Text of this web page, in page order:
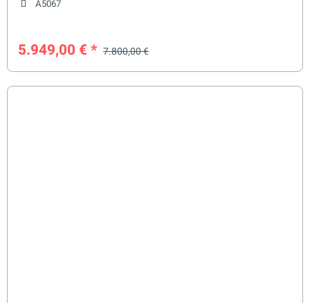
A5067
5.949,00 €* 7.800,00 €